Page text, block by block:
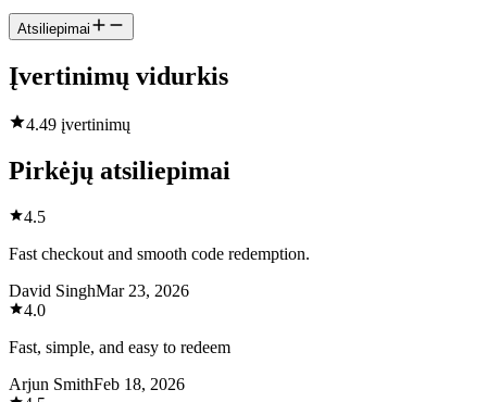
Atsiliepimai
Įvertinimų vidurkis
4.49 įvertinimų
Pirkėjų atsiliepimai
4.5
Fast checkout and smooth code redemption.
David SinghMar 23, 2026
4.0
Fast, simple, and easy to redeem
Arjun SmithFeb 18, 2026